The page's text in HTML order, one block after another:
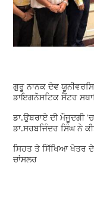
ਗੁਰੂ ਨਾਨਕ ਦੇਵ
ਡਾਇਗਨੋਸਟਿਕ ਸੈਂਟਰ
ਡਾ.ਉਬਰਾਏ ਦੀ ਮੌਜੂਦਗੀ
ਡਾ.ਸਰਬਜਿੰਦਰ ਸਿੰਘ ਨੇ
ਸਿਹਤ ਤੇ ਸਿੱਖਿਆ ਖੇਤਰ ਦੇ
ਚਾਂਸਲਰ